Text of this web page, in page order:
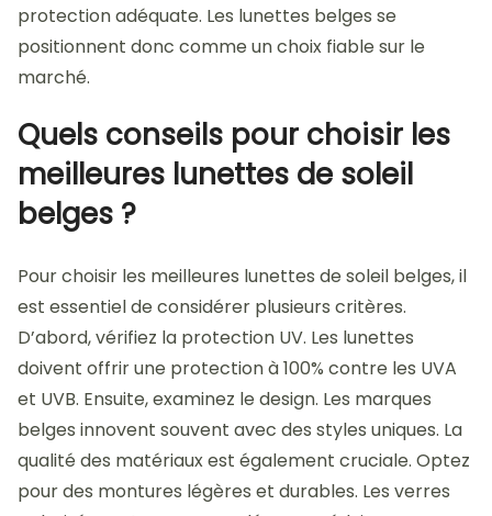
protection adéquate. Les lunettes belges se
positionnent donc comme un choix fiable sur le
marché.
Quels conseils pour choisir les
meilleures lunettes de soleil
belges ?
Pour choisir les meilleures lunettes de soleil belges, il
est essentiel de considérer plusieurs critères.
D’abord, vérifiez la protection UV. Les lunettes
doivent offrir une protection à 100% contre les UVA
et UVB. Ensuite, examinez le design. Les marques
belges innovent souvent avec des styles uniques. La
qualité des matériaux est également cruciale. Optez
pour des montures légères et durables. Les verres